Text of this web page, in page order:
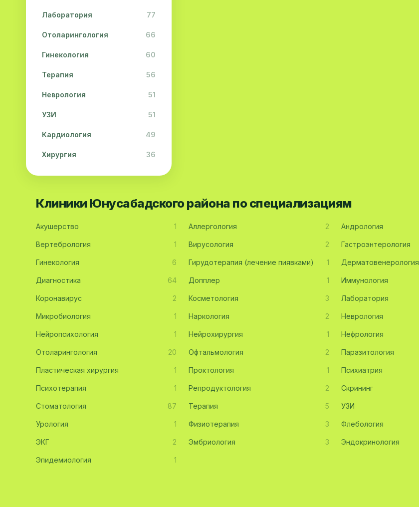
Лаборатория 77
Отоларингология 66
Гинекология 60
Терапия 56
Неврология 51
УЗИ 51
Кардиология 49
Хирургия 36
Физиотерапия 31
Эмбриология
Акушерство
Ортопедия
Массаж
Репродуктология
Клиники Юнусабадского района по специализациям
Акушерство 1 Аллергология 2 Андрология
Вертебрология 1 Вирусология 2 Гастроэнтерология
Гинекология 6 Гирудотерапия (лечение пиявками) 1 Дерматовенерология
Диагностика 64 Допплер 1 Иммунология
Коронавирус 2 Косметология 3 Лаборатория
Микробиология 1 Наркология 2 Неврология
Нейропсихология 1 Нейрохирургия 1 Нефрология
Отоларингология 20 Офтальмология 2 Паразитология
Пластическая хирургия 1 Проктология 1 Психиатрия
Психотерапия 1 Репродуктология 2 Скрининг
Стоматология 87 Терапия 5 УЗИ
Урология 1 Физиотерапия 3 Флебология
ЭКГ 2 Эмбриология 3 Эндокринология
Эпидемиология 1